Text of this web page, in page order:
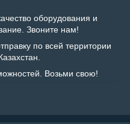
оборудования и
Звоните нам!
по всей территории
Возьми свою!